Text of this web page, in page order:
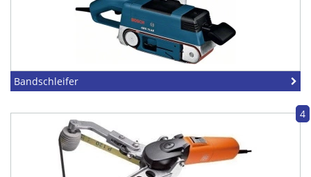
Bandschleifer
4